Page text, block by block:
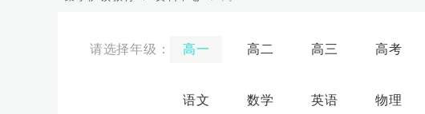
高一 高二 高三 高考
语文 数学 英语 物理